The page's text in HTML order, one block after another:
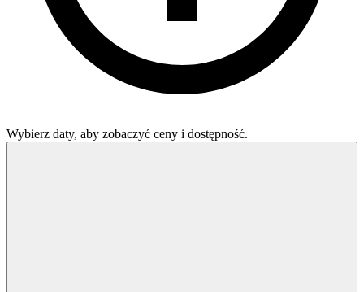
Wybierz daty, aby zobaczyć ceny i dostępność.